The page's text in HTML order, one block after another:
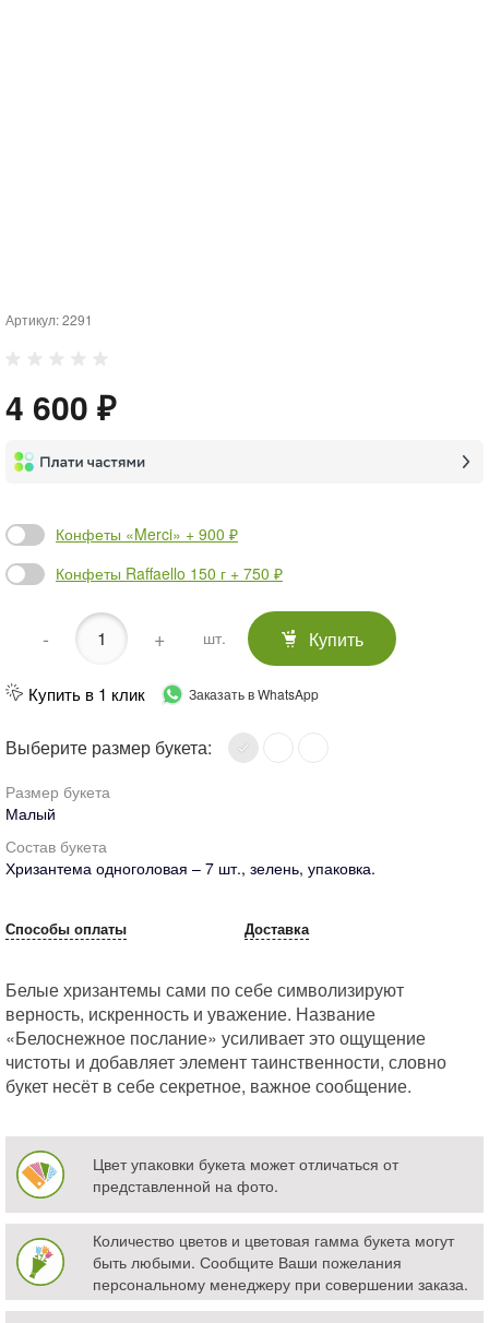
Артикул:2291
4 600 ₽
Конфеты «Merci» + 900 ₽
Конфеты Raffaello 150 г + 750 ₽
- + шт. Купить
Купить в 1 клик Заказать в WhatsApp
Выберите размер букета:
Размер букета
Малый
Состав букета
Хризантема одноголовая – 7 шт., зелень, упаковка.
Способы оплаты Доставка
Белые хризантемы сами по себе символизируют
верность, искренность и уважение. Название
«Белоснежное послание» усиливает это ощущение
чистоты и добавляет элемент таинственности, словно
букет несёт в себе секретное, важное сообщение.
Цвет упаковки букета может отличаться от
представленной на фото.
Количество цветов и цветовая гамма букета могут
быть любыми. Сообщите Ваши пожелания
персональному менеджеру при совершении заказа.